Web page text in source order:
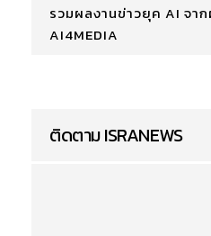
รวมผลงานข่าวยุค AI จา
AI4MEDIA
ติดตาม ISRANEWS